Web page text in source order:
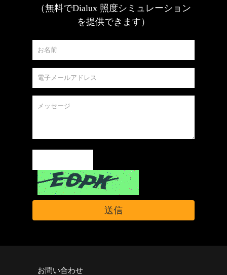
（無料でDialux 照度シミュレーション
を提供できます）
お問い合わせ